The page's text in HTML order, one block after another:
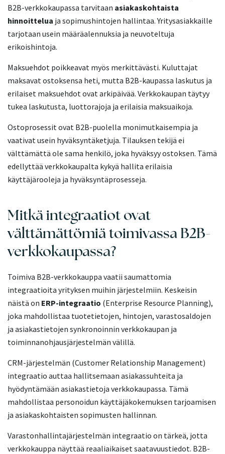
B2B-verkkokaupassa tarvitaan asiakaskohtaista
hinnoittelua ja sopimushintojen hallintaa. Yritysasiakkaille
tarjotaan usein määräalennuksia ja neuvoteltuja
erikoishintoja.
Maksuehdot poikkeavat myös merkittävästi. Kuluttajat
maksavat ostoksensa heti, mutta B2B-kaupassa laskutus ja
erilaiset maksuehdot ovat arkipäivää. Verkkokaupan täytyy
tukea laskutusta, luottorajoja ja erilaisia maksuaikoja.
Ostoprosessit ovat B2B-puolella monimutkaisempia ja
vaativat usein hyväksyntäketjuja. Tilauksen tekijä ei
välttämättä ole sama henkilö, joka hyväksyy ostoksen. Tämä
edellyttää verkkokaupalta kykyä hallita erilaisia
käyttäjärooleja ja hyväksyntäprosesseja.
Mitkä integraatiot ovat
välttämättömiä toimivassa B2B-
verkkokaupassa?
Toimiva B2B-verkkokauppa vaatii saumattomia
integraatioita yrityksen muihin järjestelmiin. Keskeisin
näistä on ERP-integraatio (Enterprise Resource Planning),
joka mahdollistaa tuotetietojen, hintojen, varastosaldojen
ja asiakastietojen synkronoinnin verkkokaupan ja
toiminnanohjausjärjestelmän välillä.
CRM-järjestelmän (Customer Relationship Management)
integraatio auttaa hallitsemaan asiakassuhteita ja
hyödyntämään asiakastietoja verkkokaupassa. Tämä
mahdollistaa personoidun käyttäjäkokemuksen tarjoamisen
ja asiakaskohtaisten sopimusten hallinnan.
Varastonhallintajärjestelmän integraatio on tärkeä, jotta
verkkokauppa näyttää reaaliaikaiset saatavuustiedot. B2B-